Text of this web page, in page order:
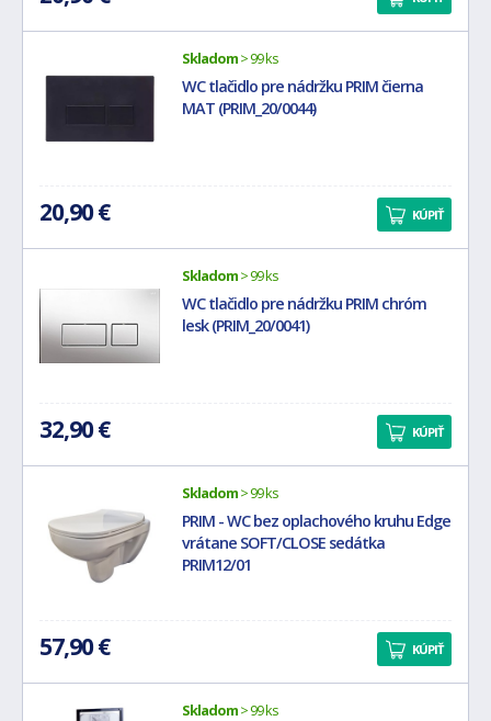
Skladom> 99 ks
WC tlačidlo pre nádržku PRIM čierna
MAT (PRIM_20/0044)
20,90 € KÚPIŤ
Skladom> 99 ks
WC tlačidlo pre nádržku PRIM chróm
lesk (PRIM_20/0041)
32,90 € KÚPIŤ
Skladom> 99 ks
PRIM - WC bez oplachového kruhu Edge
vrátane SOFT/CLOSE sedátka
PRIM12/01
57,90 € KÚPIŤ
Skladom> 99 ks